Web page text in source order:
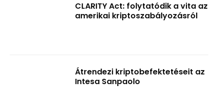
CLARITY Act: folytatódik a vita az
amerikai kriptoszabályozásról
Átrendezi kriptobefektetéseit az
Intesa Sanpaolo